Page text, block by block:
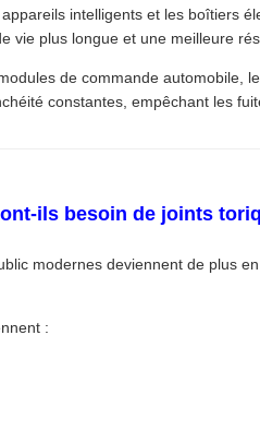
intelligents et les boîtiers
vie plus longue et une meilleure
de commande
constantes, empêchant les
ils besoin de joints
modernes deviennent de plus
: